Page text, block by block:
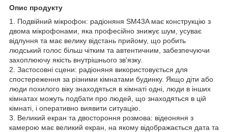
Опис продукту
1. Подвійний мікрофон: радіоняня SM43A має конструкцію з
двома мікрофонами, яка професійно знижує шум, усуває
відлуння та має велику відстань прийому, що робить
людський голос більш чітким та автентичним, забезпечуючи
захоплюючу якість внутрішнього зв'язку.
2. Застосовні сцени: радіоняня використовується для
спостереження за різними кімнатами будинку. Якщо діти або
люди похилого віку знаходяться в кімнаті одні, люди в інших
кімнатах можуть подбати про людей, що знаходяться в цій
кімнаті, і оперативно виявити ситуацію.
3. Великий екран та двостороння розмова: відеоняня з
камерою має великий екран, на якому відображається дата та